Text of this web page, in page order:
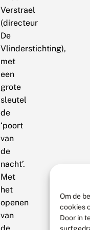
Om de
cookies
Door in
Verstrael
(directeur
De
Vlinderstichting),
met
een
grote
sleutel
de
‘poort
van
de
nacht’.
Met
het
openen
van